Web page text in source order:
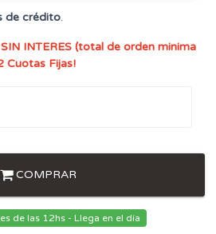
de crédito.
INTERES (total de orden minima
Cuotas Fijas!
COMPRAR
de las 12hs - Llega en el día